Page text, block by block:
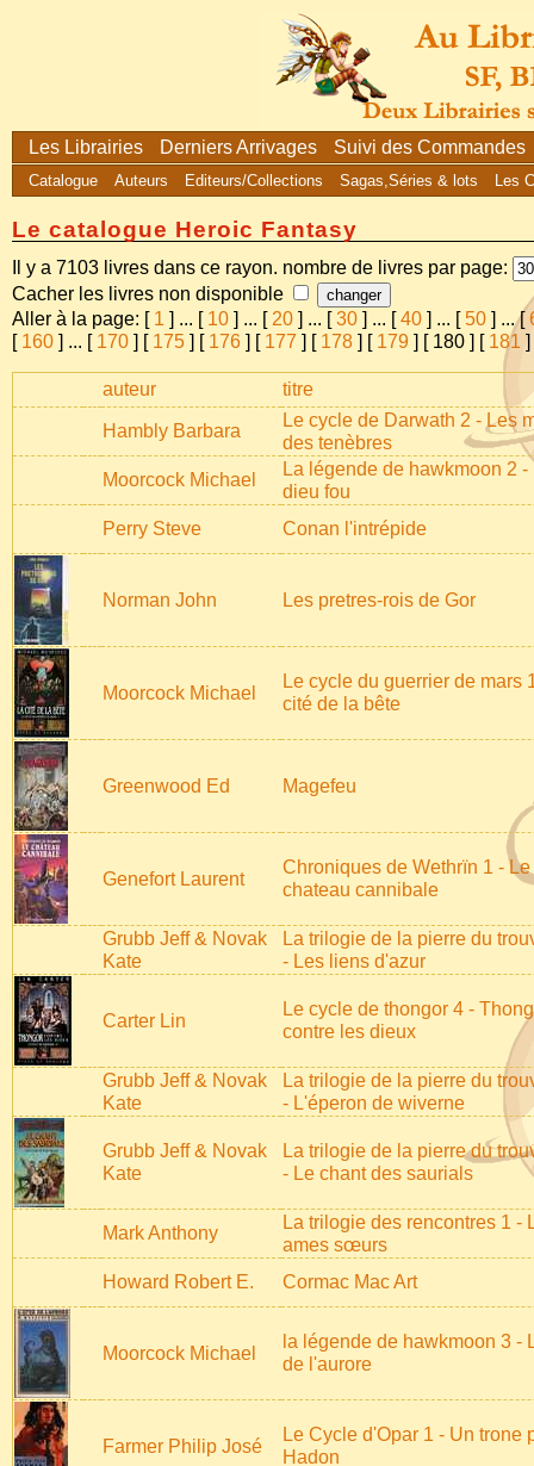
Les Librairies Derniers Arrivages Suivi des Commandes
Catalogue Auteurs Editeurs/Collections Sagas,Séries & lots Les
Le catalogue Heroic Fantasy
Il y a 7103 livres dans ce rayon. nombre de livres par page:
Cacher les livres non disponible
Aller à la page: [ 1 ] ... [ 10 ] ... [ 20 ] ... [30 ] ... [40 ] ... [ 50 ] ...[
[ 160 ] ... [ 170 ] [ 175 ] [ 176 ] [ 177 ] [ 178 ] [ 179 ] [ 180 ] [ 181
auteur titre
Hambly Barbara
Le cycle de Darwath 2 - Les
des tenèbres
Moorcock Michael
La légende de hawkmoon 2 -
dieu fou
Perry Steve
Conan l'intrépide
Norman John Les pretres-rois de Gor
Moorcock Michael
Le cycle du guerrier de mars
cité de la bête
Greenwood Ed Magefeu
Genefort Laurent
Chroniques de Wethrïn 1 - Le
chateau cannibale
Grubb Jeff & Novak
Kate
La trilogie de la pierre du
- Les liens d'azur
Carter Lin
Le cycle de thongor 4 -
contre les dieux
Grubb Jeff & Novak
Kate
La trilogie de la pierre du
- L'éperon de wiverne
Grubb Jeff & Novak
Kate
La trilogie de la pierre du
- Le chant des saurials
Mark Anthony
La trilogie des rencontres 1 -
ames sœurs
Howard Robert E.
Cormac Mac Art
Moorcock Michael
la légende de hawkmoon 3 -
de l'aurore
Farmer Philip José
Le Cycle d'Opar 1 - Un trone
Hadon